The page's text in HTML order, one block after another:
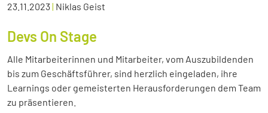
23.11.2023| Niklas Geist
Devs On Stage
Alle Mitarbeiterinnen und Mitarbeiter, vom Auszubildenden
bis zum Geschäftsführer, sind herzlich eingeladen, ihre
Learnings oder gemeisterten Herausforderungen dem Team
zu präsentieren.